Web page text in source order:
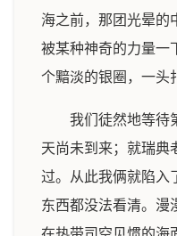
海之前，那团光晕的
被某种神奇的力量一
个黯淡的银圈，一头
我们徒然地等待
天尚未到来；就瑞典
过。从此我俩就陷入
东西都没法看清。漫